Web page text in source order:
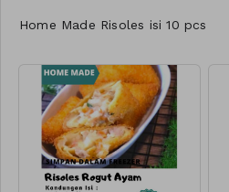
Home Made Risoles isi 10 pcs